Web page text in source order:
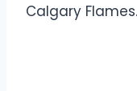
Calgary Flames.